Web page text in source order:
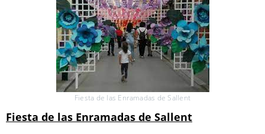
Fiesta de las Enramadas de Sallent
Fiesta de las Enramadas de Sallent